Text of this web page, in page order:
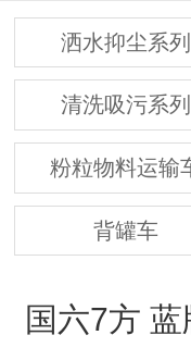
洒水抑尘系列
清洗吸污系列
粉粒物料运输
背罐车
国六7方